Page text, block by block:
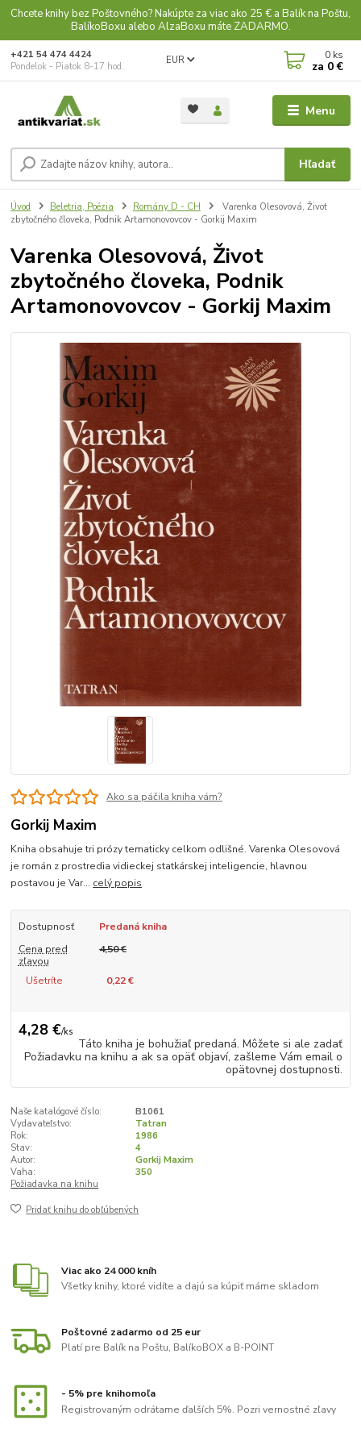
Chcete knihy bez Poštovného? Nakúpte za viac ako 25 € a Balík na Poštu,
BalíkoBoxu alebo AlzaBoxu máte ZADARMO.
Menu
EUR
Hľadať
+421 54 474 4424
Pondelok - Piatok 8-17 hod.
0 ks
za 0 €
Úvod Beletria, Poézia Romány D - CH
Varenka Olesovová, Život
zbytočného človeka, Podnik Artamonovovcov - Gorkij Maxim
Varenka Olesovová, Život
zbytočného človeka, Podnik
Artamonovovcov - Gorkij Maxim
Ako sa páčila kniha vám?
Gorkij Maxim
Kniha obsahuje tri prózy tematicky celkom odlišné. Varenka Olesovová
je román z prostredia vidieckej statkárskej inteligencie, hlavnou
postavou je Var... celý popis
Dostupnosť
Predaná kniha
Cena pred
zľavou
4,50 €
Ušetríte 0,22 €
4,28 €/ks
Táto kniha je bohužiaľ predaná. Môžete si ale zadať
Požiadavku na knihu a ak sa opäť objaví, zašleme Vám email o
opätovnej dostupnosti.
Naše katalógové číslo:
B1061
Vydavateľstvo:
Tatran
Rok:
1986
Stav:
4
Autor:
Gorkij Maxim
Vaha:
350
Požiadavka na knihu
Pridať knihu do obľúbených
Viac ako 24 000 kníh
Všetky knihy, ktoré vidíte a dajú sa kúpiť máme skladom
Poštovné zadarmo od 25 eur
Platí pre Balík na Poštu, BalíkoBOX a B-POINT
- 5% pre knihomoľa
Registrovaným odrátame ďalších 5%. Pozri vernostné zľavy